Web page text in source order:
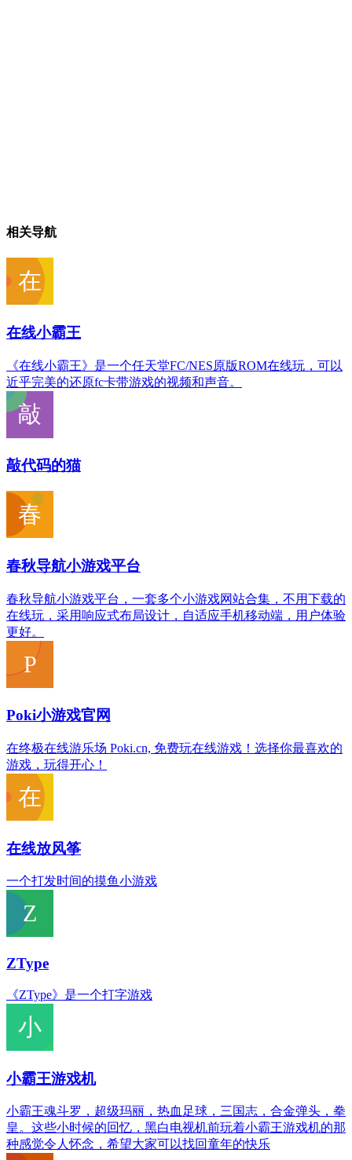
相关导航
在线小霸王
《在线小霸王》是一个任天堂FC/NES原版ROM在线玩，可以
近乎完美的还原fc卡带游戏的视频和声音。
敲代码的猫
春秋导航小游戏平台
春秋导航小游戏平台，一套多个小游戏网站合集，不用下载的
在线玩，采用响应式布局设计，自适应手机移动端，用户体验
更好。
Poki小游戏官网
在终极在线游乐场 Poki.cn, 免费玩在线游戏！选择你最喜欢的
游戏，玩得开心！
在线放风筝
一个打发时间的摸鱼小游戏
ZType
《ZType》是一个打字游戏
小霸王游戏机
小霸王魂斗罗，超级玛丽，热血足球，三国志，合金弹头，拳
皇。这些小时候的回忆，黑白电视机前玩着小霸王游戏机的那
种感觉令人怀念，希望大家可以找回童年的快乐